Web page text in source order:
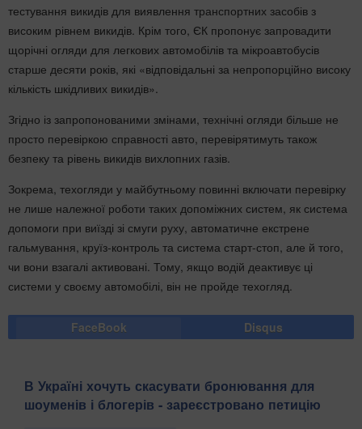
тестування викидів для виявлення транспортних засобів з
високим рівнем викидів. Крім того, ЄК пропонує запровадити
щорічні огляди для легкових автомобілів та мікроавтобусів
старше десяти років, які «відповідальні за непропорційно високу
кількість шкідливих викидів».
Згідно із запропонованими змінами, технічні огляди більше не
просто перевіркою справності авто, перевірятимуть також
безпеку та рівень викидів вихлопних газів.
Зокрема, техогляди у майбутньому повинні включати перевірку
не лише належної роботи таких допоміжних систем, як система
допомоги при виїзді зі смуги руху, автоматичне екстрене
гальмування, круїз-контроль та система старт-стоп, але й того,
чи вони взагалі активовані. Тому, якщо водій деактивує ці
системи у своєму автомобілі, він не пройде техогляд.
FaceBook Disqus
В Україні хочуть скасувати бронювання для
шоуменів і блогерів - зареєстровано петицію